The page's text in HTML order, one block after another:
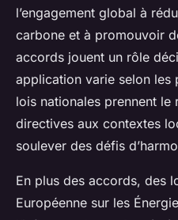
l’engagement global à
carbone et à promouvoir
accords jouent un rôle
application varie selon les
lois nationales prennent
directives aux contextes
soulever des défis
En plus des accords, des
Européenne sur les